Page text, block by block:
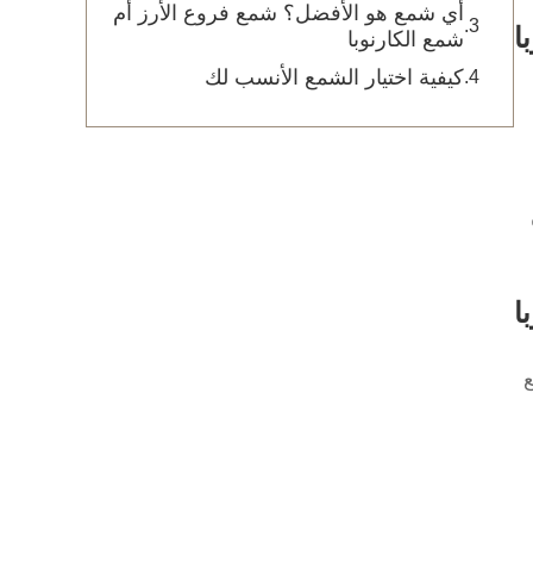
أي شمع هو الأفضل؟ شمع فروع الأرز أم
شمع الكارنوبا
كيفية اختيار الشمع الأنسب لك